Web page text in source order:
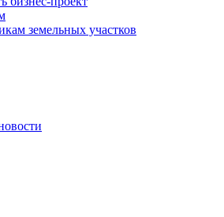
земельных участков